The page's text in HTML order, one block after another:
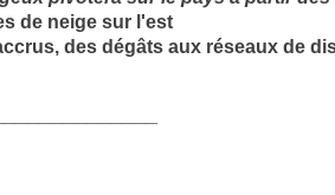
de neige sur l'est
des dégâts aux réseaux de